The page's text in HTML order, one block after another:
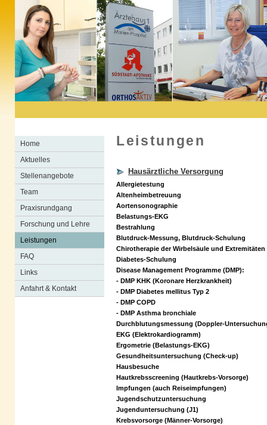
Home
Aktuelles
Stellenangebote
Team
Praxisrundgang
Forschung und Lehre
Leistungen
FAQ
Links
Anfahrt & Kontakt
Leistungen
Hausärztliche Versorgung
Allergietestung
Altenheimbetreuung
Aortensonographie
Belastungs-EKG
Bestrahlung
Blutdruck-Messung, Blutdruck-Schulung
Chirotherapie der Wirbelsäule und Extremitäten
Diabetes-Schulung
Disease Management Programme (DMP):
- DMP KHK (Koronare Herzkrankheit)
- DMP Diabetes mellitus Typ 2
- DMP COPD
- DMP Asthma bronchiale
Durchblutungsmessung (Doppler-
EKG (Elektrokardiogramm)
Ergometrie (Belastungs-EKG)
Gesundheitsuntersuchung (Check-up)
Hausbesuche
Hautkrebsscreening (Hautkrebs-Vorsorge)
Impfungen (auch Reiseimpfungen)
Jugendschutzuntersuchung
Jugenduntersuchung (J1)
Krebsvorsorge (Männer-Vorsorge)